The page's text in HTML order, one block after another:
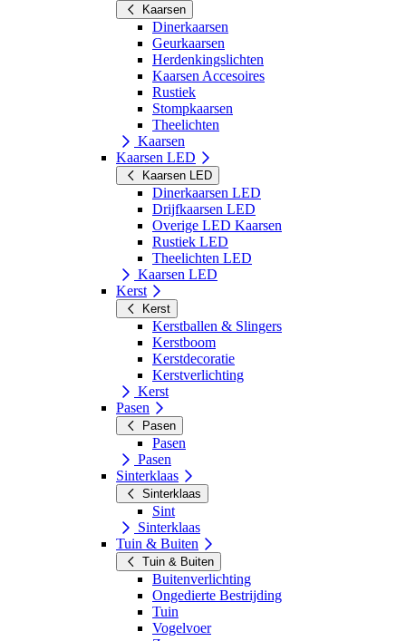
Kaarsen
Dinerkaarsen
Geurkaarsen
Herdenkingslichten
Kaarsen Accesoires
Rustiek
Stompkaarsen
Theelichten
Kaarsen
Kaarsen LED
Kaarsen LED
Dinerkaarsen LED
Drijfkaarsen LED
Overige LED Kaarsen
Rustiek LED
Theelichten LED
Kaarsen LED
Kerst
Kerst
Kerstballen & Slingers
Kerstboom
Kerstdecoratie
Kerstverlichting
Kerst
Pasen
Pasen
Pasen
Pasen
Sinterklaas
Sinterklaas
Sint
Sinterklaas
Tuin & Buiten
Tuin & Buiten
Buitenverlichting
Ongedierte Bestrijding
Tuin
Vogelvoer